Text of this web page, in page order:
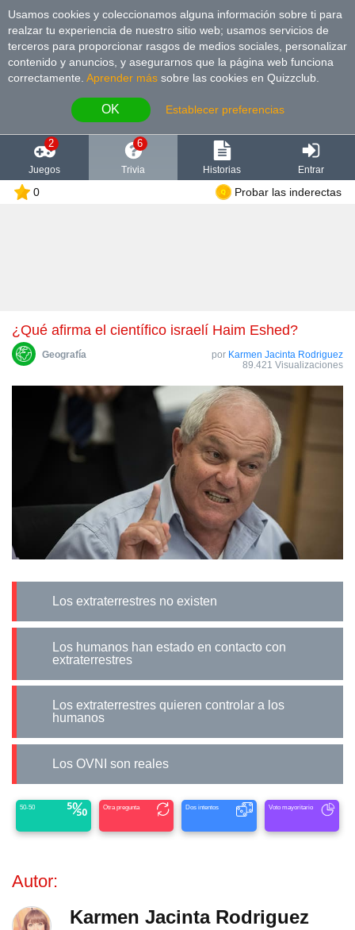
Usamos cookies y coleccionamos alguna información sobre ti para
realzar tu experiencia de nuestro sitio web; usamos servicios de
terceros para proporcionar rasgos de medios sociales, personalizar
contenido y anuncios, y asegurarnos que la página web funciona
correctamente. Aprender más sobre las cookies en Quizzclub.
OK Establecer preferencias
2
Juegos
6
Trivia Historias Entrar
0 Probar las inderectas
¿Qué afirma el científico israelí Haim Eshed?
Geografía por Karmen Jacinta Rodriguez
89.421 Visualizaciones
Los extraterrestres no existen
Los humanos han estado en contacto con
extraterrestres
Los extraterrestres quieren controlar a los
humanos
Los OVNI son reales
50-50 Otra pregunta Dos intentos Voto mayoritario
Autor:
Karmen Jacinta Rodriguez